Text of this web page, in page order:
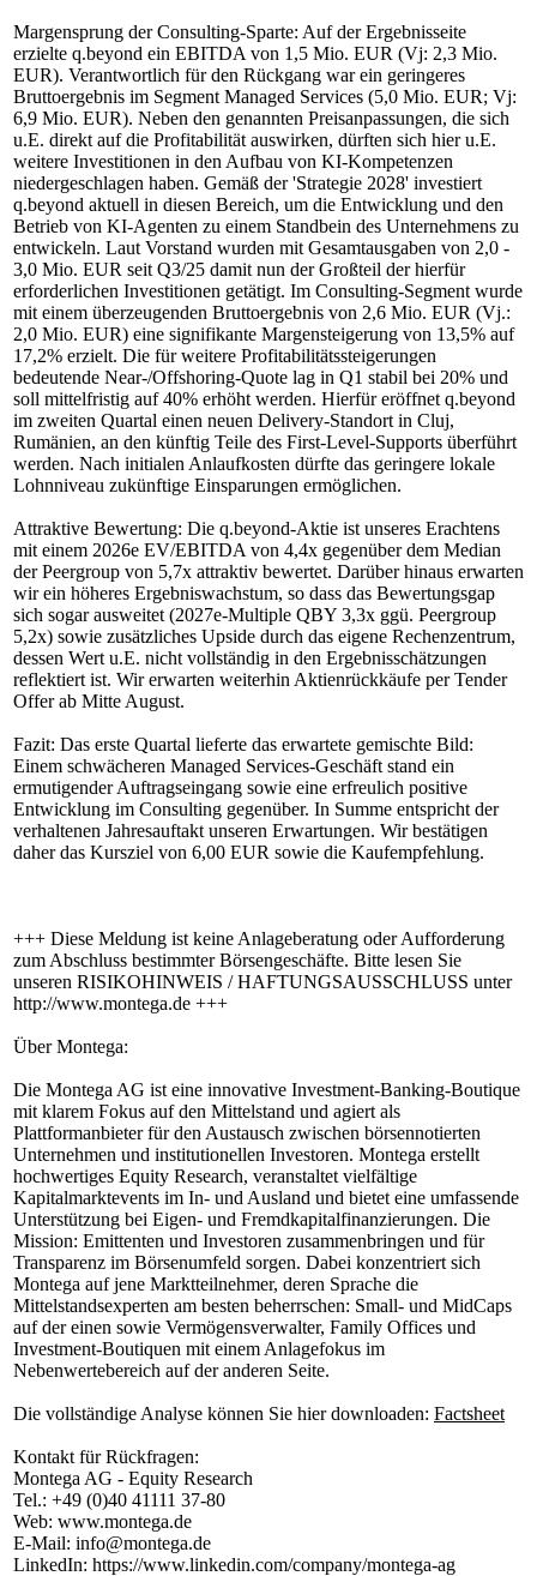
Margensprung der Consulting-Sparte: Auf der Ergebnisseite
erzielte q.beyond ein EBITDA von 1,5 Mio. EUR (Vj: 2,3 Mio.
EUR). Verantwortlich für den Rückgang war ein geringeres
Bruttoergebnis im Segment Managed Services (5,0 Mio. EUR; Vj:
6,9 Mio. EUR). Neben den genannten Preisanpassungen, die sich
u.E. direkt auf die Profitabilität auswirken, dürften sich hier u.E.
weitere Investitionen in den Aufbau von KI-Kompetenzen
niedergeschlagen haben. Gemäß der 'Strategie 2028' investiert
q.beyond aktuell in diesen Bereich, um die Entwicklung und den
Betrieb von KI-Agenten zu einem Standbein des Unternehmens zu
entwickeln. Laut Vorstand wurden mit Gesamtausgaben von 2,0 -
3,0 Mio. EUR seit Q3/25 damit nun der Großteil der hierfür
erforderlichen Investitionen getätigt. Im Consulting-Segment wurde
mit einem überzeugenden Bruttoergebnis von 2,6 Mio. EUR (Vj.:
2,0 Mio. EUR) eine signifikante Margensteigerung von 13,5% auf
17,2% erzielt. Die für weitere Profitabilitätssteigerungen
bedeutende Near-/Offshoring-Quote lag in Q1 stabil bei 20% und
soll mittelfristig auf 40% erhöht werden. Hierfür eröffnet q.beyond
im zweiten Quartal einen neuen Delivery-Standort in Cluj,
Rumänien, an den künftig Teile des First-Level-Supports überführt
werden. Nach initialen Anlaufkosten dürfte das geringere lokale
Lohnniveau zukünftige Einsparungen ermöglichen.
Attraktive Bewertung: Die q.beyond-Aktie ist unseres Erachtens
mit einem 2026e EV/EBITDA von 4,4x gegenüber dem Median
der Peergroup von 5,7x attraktiv bewertet. Darüber hinaus erwarten
wir ein höheres Ergebniswachstum, so dass das Bewertungsgap
sich sogar ausweitet (2027e-Multiple QBY 3,3x ggü. Peergroup
5,2x) sowie zusätzliches Upside durch das eigene Rechenzentrum,
dessen Wert u.E. nicht vollständig in den Ergebnisschätzungen
reflektiert ist. Wir erwarten weiterhin Aktienrückkäufe per Tender
Offer ab Mitte August.
Fazit: Das erste Quartal lieferte das erwartete gemischte Bild:
Einem schwächeren Managed Services-Geschäft stand ein
ermutigender Auftragseingang sowie eine erfreulich positive
Entwicklung im Consulting gegenüber. In Summe entspricht der
verhaltenen Jahresauftakt unseren Erwartungen. Wir bestätigen
daher das Kursziel von 6,00 EUR sowie die Kaufempfehlung.
+++ Diese Meldung ist keine Anlageberatung oder Aufforderung
zum Abschluss bestimmter Börsengeschäfte. Bitte lesen Sie
unseren RISIKOHINWEIS / HAFTUNGSAUSSCHLUSS unter
http://www.montega.de +++
Über Montega:
Die Montega AG ist eine innovative Investment-Banking-Boutique
mit klarem Fokus auf den Mittelstand und agiert als
Plattformanbieter für den Austausch zwischen börsennotierten
Unternehmen und institutionellen Investoren. Montega erstellt
hochwertiges Equity Research, veranstaltet vielfältige
Kapitalmarktevents im In- und Ausland und bietet eine umfassende
Unterstützung bei Eigen- und Fremdkapitalfinanzierungen. Die
Mission: Emittenten und Investoren zusammenbringen und für
Transparenz im Börsenumfeld sorgen. Dabei konzentriert sich
Montega auf jene Marktteilnehmer, deren Sprache die
Mittelstandsexperten am besten beherrschen: Small- und MidCaps
auf der einen sowie Vermögensverwalter, Family Offices und
Investment-Boutiquen mit einem Anlagefokus im
Nebenwertebereich auf der anderen Seite.
Die vollständige Analyse können Sie hier downloaden: Factsheet
Kontakt für Rückfragen:
Montega AG - Equity Research
Tel.: +49 (0)40 41111 37-80
Web: www.montega.de
E-Mail: info@montega.de
LinkedIn: https://www.linkedin.com/company/montega-ag